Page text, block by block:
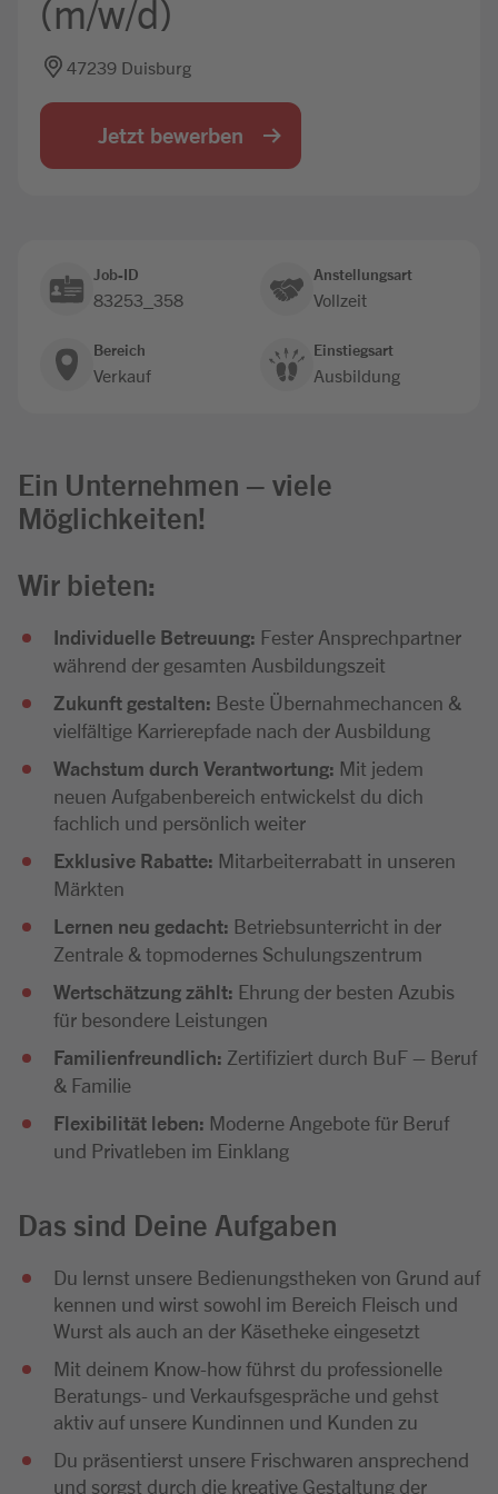
(m/w/d)
47239 Duisburg
Jetzt bewerben
Job-ID
83253_358
Anstellungsart
Vollzeit
Bereich
Verkauf
Einstiegsart
Ausbildung
Ein Unternehmen – viele
Möglichkeiten!
Wir bieten:
Individuelle Betreuung: Fester Ansprechpartner
während der gesamten Ausbildungszeit
Zukunft gestalten: Beste Übernahmechancen &
vielfältige Karrierepfade nach der Ausbildung
Wachstum durch Verantwortung: Mit jedem
neuen Aufgabenbereich entwickelst du dich
fachlich und persönlich weiter
Exklusive Rabatte: Mitarbeiterrabatt in unseren
Märkten
Lernen neu gedacht: Betriebsunterricht in der
Zentrale & topmodernes Schulungszentrum
Wertschätzung zählt: Ehrung der besten Azubis
für besondere Leistungen
Familienfreundlich: Zertifiziert durch BuF – Beruf
& Familie
Flexibilität leben: Moderne Angebote für Beruf
und Privatleben im Einklang
Das sind Deine Aufgaben
Du lernst unsere Bedienungstheken von Grund auf
kennen und wirst sowohl im Bereich Fleisch und
Wurst als auch an der Käsetheke eingesetzt
Mit deinem Know-how führst du professionelle
Beratungs- und Verkaufsgespräche und gehst
aktiv auf unsere Kundinnen und Kunden zu
Du präsentierst unsere Frischwaren ansprechend
und sorgst durch die kreative Gestaltung der